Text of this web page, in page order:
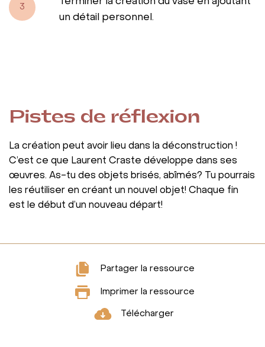
3
un détail personnel.
Pistes de réflexion
La création peut avoir lieu dans la déconstruction !
C’est ce que Laurent Craste développe dans ses
œuvres. As-tu des objets brisés, abîmés? Tu pourrais
les réutiliser en créant un nouvel objet! Chaque fin
est le début d’un nouveau départ!
Partager la ressource
Imprimer la ressource
Télécharger